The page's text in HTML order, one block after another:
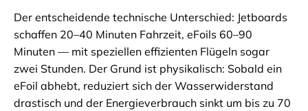
Der entscheidende technische Unterschied: Jetboards
schaffen 20–40 Minuten Fahrzeit, eFoils 60–90
Minuten — mit speziellen effizienten Flügeln sogar
zwei Stunden. Der Grund ist physikalisch: Sobald ein
eFoil abhebt, reduziert sich der Wasserwiderstand
drastisch und der Energieverbrauch sinkt um bis zu 70